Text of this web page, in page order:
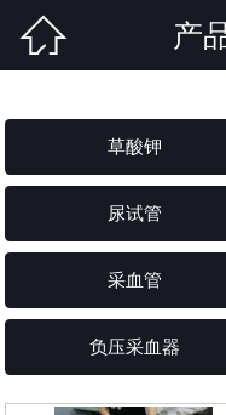
 产
草酸钾
尿试管
采血管
负压采血器